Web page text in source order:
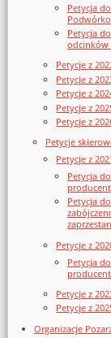
Petycja
Podwórko
Petycja
odcinków
Petycje z
Petycje z
Petycje z
Petycje z
Petycje z
Petycje
Petycje z
Petycja
Petycja
Petycje z
Petycja
Petycje z
Petycje z
Organizacje